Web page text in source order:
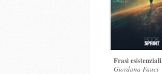
Frasi esistenziali
Giordana Fauci